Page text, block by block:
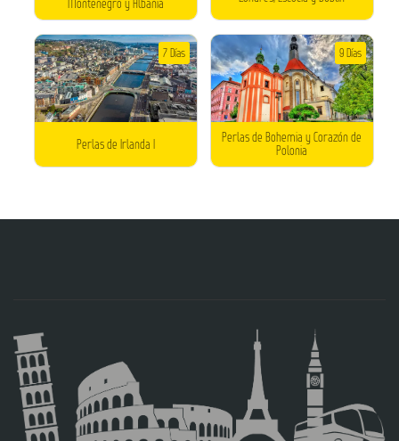
Montenegro y Albania
Perlas de Irlanda I
7 Días
Perlas de Bohemia y Corazón de
Polonia
9 Días